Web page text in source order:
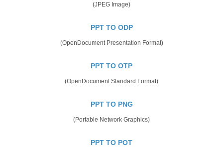
(JPEG Image)
PPT TO ODP
(OpenDocument Presentation Format)
PPT TO OTP
(OpenDocument Standard Format)
PPT TO PNG
(Portable Network Graphics)
PPT TO POT